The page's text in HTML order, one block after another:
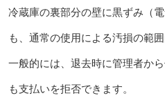
冷蔵庫の裏部分の壁に黒ずみ（
も、通常の使用による汚損の範囲
一般的には、退去時に管理者か
も支払いを拒否できます。